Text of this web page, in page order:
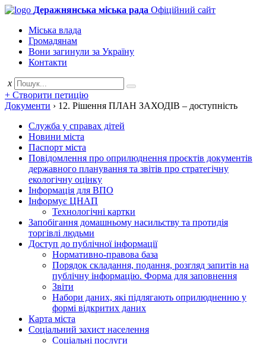
Деражнянська міська рада Офіційний сайт
Міська влада
Громадянам
Вони загинули за Україну
Контакти
x
+ Створити петицію
Документи › 12. Рішення ПЛАН ЗАХОДІВ – доступність
Служба у справах дітей
Новини міста
Паспорт міста
Повідомлення про оприлюднення проєктів документів
державного планування та звітів про стратегічну
екологічну оцінку
Інформація для ВПО
Інформує ЦНАП
Технологічні картки
Запобігання домашньому насильству та протидія
торгівлі людьми
Доступ до публічної інформації
Нормативно-правова база
Порядок складання, подання, розгляд запитів на
публічну інформацію. Форма для заповнення
Звіти
Набори даних, які підлягають оприлюдненню у
формі відкритих даних
Карта міста
Соціальний захист населення
Соціальні послуги